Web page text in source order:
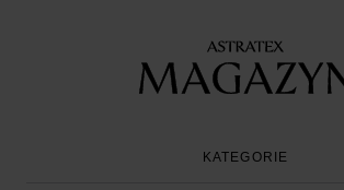
KATEGORIE